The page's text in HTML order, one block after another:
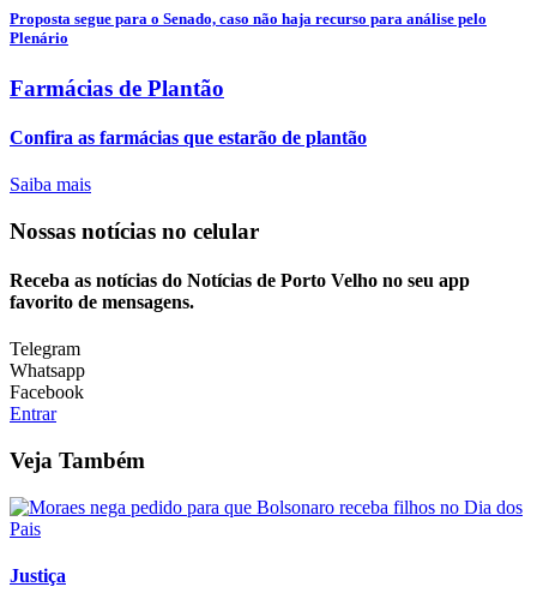
Proposta segue para o Senado, caso não haja recurso para análise pelo
Plenário
Farmácias de Plantão
Confira as farmácias que estarão de plantão
Saiba mais
Nossas notícias no celular
Receba as notícias do Notícias de Porto Velho no seu app
favorito de mensagens.
Telegram
Whatsapp
Facebook
Entrar
Veja Também
Justiça